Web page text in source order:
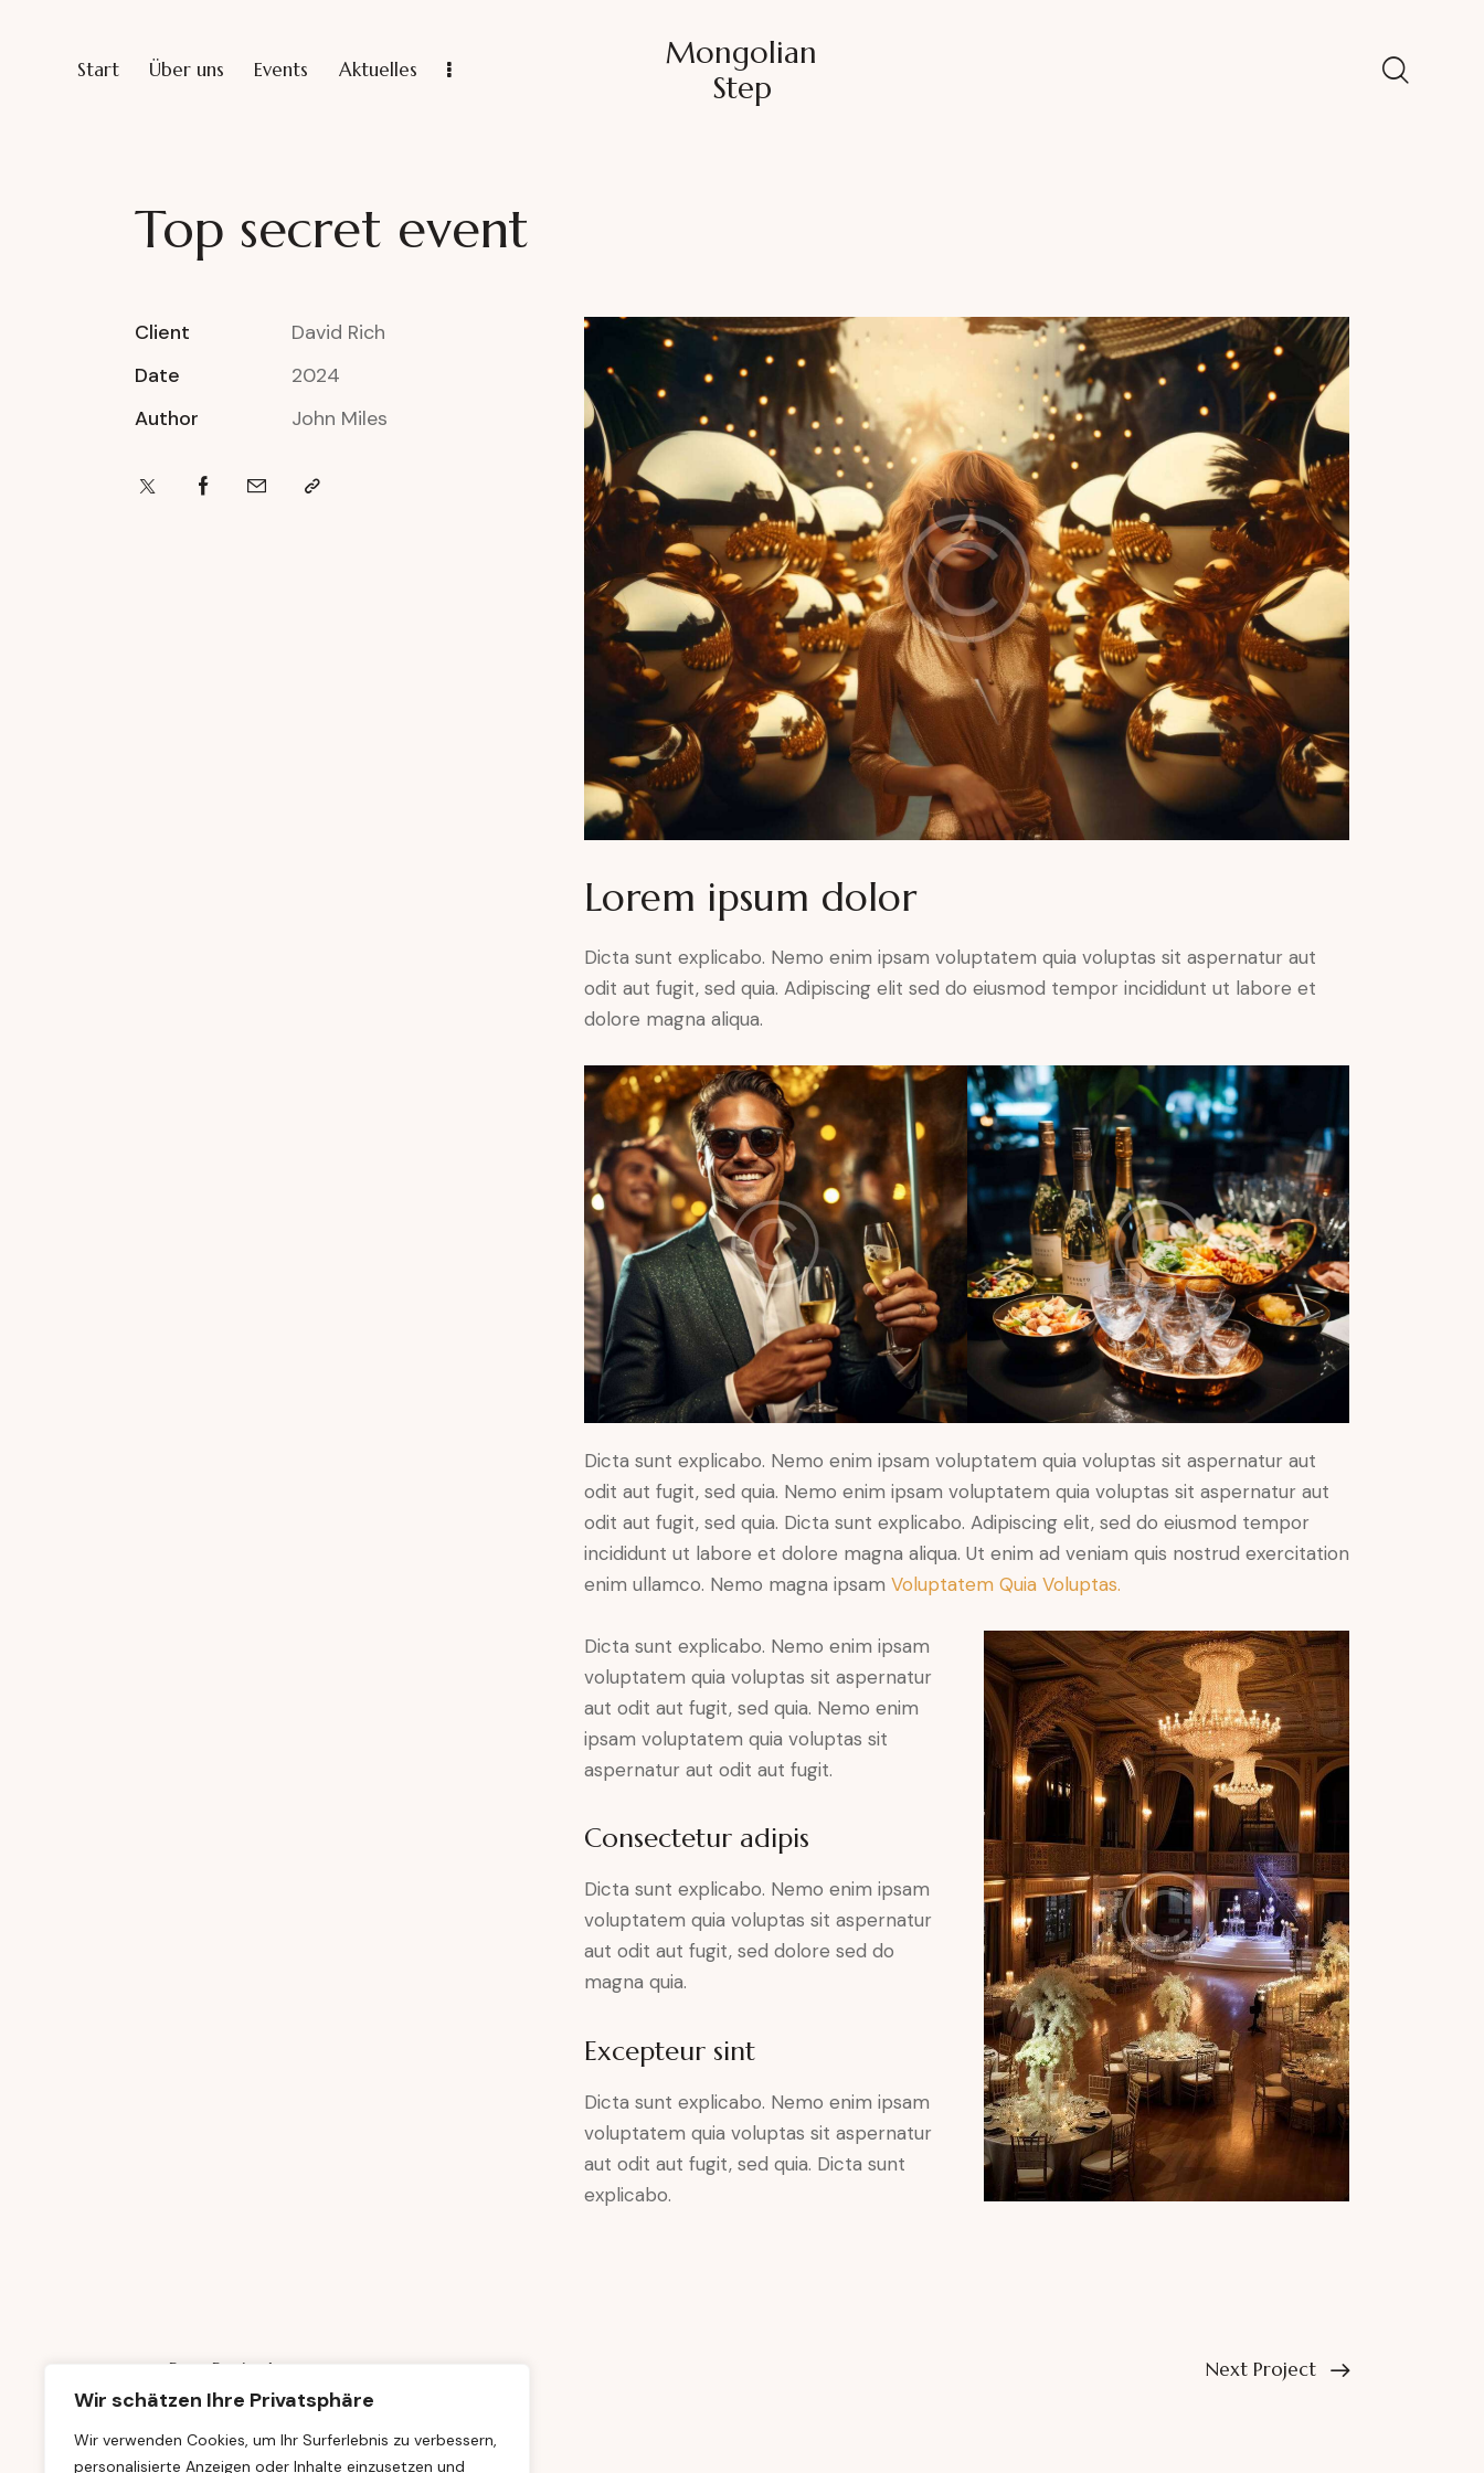
Wir schätzen Ihre Privatsphäre
Wir verwenden Cookies, um Ihr Surferlebnis zu verbessern,
personalisierte Anzeigen oder Inhalte einzusetzen und
Start Über uns Events Aktuelles
Mongolian
Step
Top secret event
Client
David Rich
Date
2024
Author
John Miles
Lorem ipsum dolor
Dicta sunt explicabo. Nemo enim ipsam voluptatem quia voluptas sit aspernatur aut
odit aut fugit, sed quia. Adipiscing elit sed do eiusmod tempor incididunt ut labore et
dolore magna aliqua.
Dicta sunt explicabo. Nemo enim ipsam voluptatem quia voluptas sit aspernatur aut
odit aut fugit, sed quia. Nemo enim ipsam voluptatem quia voluptas sit aspernatur aut
odit aut fugit, sed quia. Dicta sunt explicabo. Adipiscing elit, sed do eiusmod tempor
incididunt ut labore et dolore magna aliqua. Ut enim ad veniam quis nostrud exercitation
enim ullamco. Nemo magna ipsam Voluptatem Quia Voluptas.
Dicta sunt explicabo. Nemo enim ipsam
voluptatem quia voluptas sit aspernatur
aut odit aut fugit, sed quia. Nemo enim
ipsam voluptatem quia voluptas sit
aspernatur aut odit aut fugit.
Consectetur adipis
Dicta sunt explicabo. Nemo enim ipsam
voluptatem quia voluptas sit aspernatur
aut odit aut fugit, sed dolore sed do
magna quia.
Excepteur sint
Dicta sunt explicabo. Nemo enim ipsam
voluptatem quia voluptas sit aspernatur
aut odit aut fugit, sed quia. Dicta sunt
explicabo.
Prev Project Next Project